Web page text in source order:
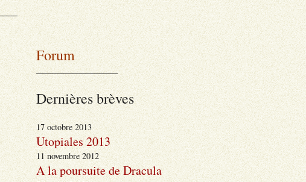
Forum
_______________
Dernières brèves
17 octobre 2013
Utopiales 2013
11 novembre 2012
A la poursuite de Dracula